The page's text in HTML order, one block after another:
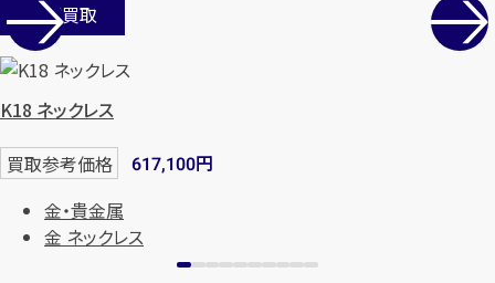
店舗買取
K18 ネックレス
買取参考価格 617,100円
金・貴金属
金 ネックレス